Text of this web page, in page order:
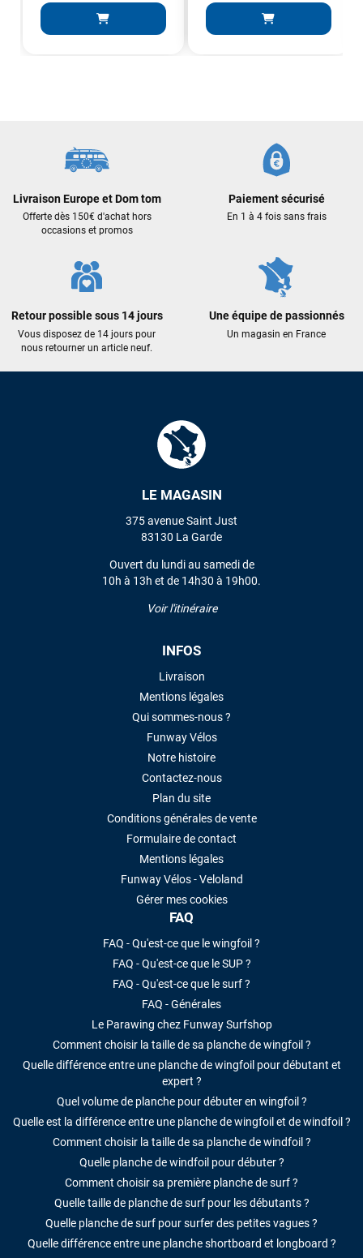
Livraison Europe et Dom tom
Offerte dès 150€ d'achat hors
occasions et promos
Paiement sécurisé
En 1 à 4 fois sans frais
Retour possible sous 14 jours
Vous disposez de 14 jours pour
nous retourner un article neuf.
Une équipe de passionnés
Un magasin en France
LE MAGASIN
375 avenue Saint Just
83130 La Garde
Ouvert du lundi au samedi de
10h à 13h et de 14h30 à 19h00.
Voir l'itinéraire
INFOS
Livraison
Mentions légales
Qui sommes-nous ?
Funway Vélos
Notre histoire
Contactez-nous
Plan du site
Conditions générales de vente
Formulaire de contact
Mentions légales
Funway Vélos - Veloland
Gérer mes cookies
FAQ
FAQ - Qu'est-ce que le wingfoil ?
FAQ - Qu'est-ce que le SUP ?
FAQ - Qu'est-ce que le surf ?
FAQ - Générales
Le Parawing chez Funway Surfshop
Comment choisir la taille de sa planche de wingfoil ?
Quelle différence entre une planche de wingfoil pour débutant et
expert ?
Quel volume de planche pour débuter en wingfoil ?
Quelle est la différence entre une planche de wingfoil et de windfoil ?
Comment choisir la taille de sa planche de windfoil ?
Quelle planche de windfoil pour débuter ?
Comment choisir sa première planche de surf ?
Quelle taille de planche de surf pour les débutants ?
Quelle planche de surf pour surfer des petites vagues ?
Quelle différence entre une planche shortboard et longboard ?